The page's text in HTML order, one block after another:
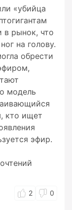
«убийца
в рынок, что
на голову.
обрести
модель
кто ищет
эфир.
2 0